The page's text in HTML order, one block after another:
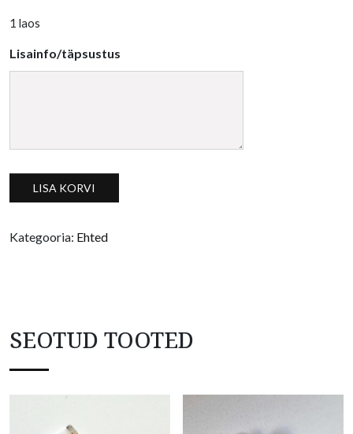
1 laos
Lisainfo/täpsustus
Kõrvarõnga ripatsid, eritellimus kogus
LISA KORVI
Kategooria: Ehted
SEOTUD TOOTED